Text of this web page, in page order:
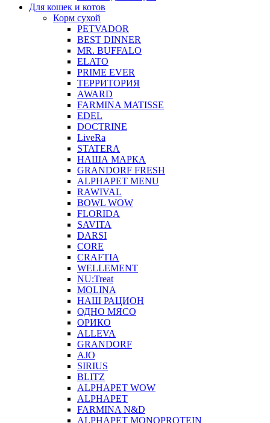
Для кошек и котов
Корм сухой
PETVADOR
BEST DINNER
MR. BUFFALO
ELATO
PRIME EVER
ТЕРРИТОРИЯ
AWARD
FARMINA MATISSE
EDEL
DOCTRINE
LiveRa
STATERA
НАША МАРКА
GRANDORF FRESH
ALPHAPET MENU
RAWIVAL
BOWL WOW
FLORIDA
SAVITA
DARSI
CORE
CRAFTIA
WELLEMENT
NU:Treat
MOLINA
НАШ РАЦИОН
ОДНО МЯСО
ОРИКО
ALLEVA
GRANDORF
AJO
SIRIUS
BLITZ
ALPHAPET WOW
ALPHAPET
FARMINA N&D
ALPHAPET MONOPROTEIN